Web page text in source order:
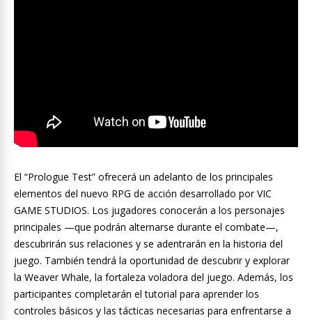
El “Prologue Test” ofrecerá un adelanto de los principales
elementos del nuevo RPG de acción desarrollado por VIC
GAME STUDIOS. Los jugadores conocerán a los personajes
principales —que podrán alternarse durante el combate—,
descubrirán sus relaciones y se adentrarán en la historia del
juego. También tendrá la oportunidad de descubrir y explorar
la Weaver Whale, la fortaleza voladora del juego. Además, los
participantes completarán el tutorial para aprender los
controles básicos y las tácticas necesarias para enfrentarse a